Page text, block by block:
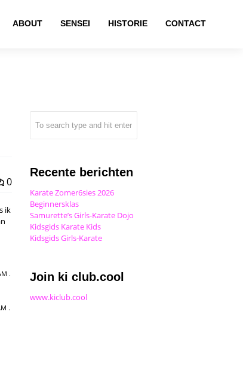
ABOUT SENSEI HISTORIE CONTACT
0
ik
Recente berichten
Karate Zomer6sies 2026
Beginnersklas
Samurette’s Girls-Karate Dojo
Kidsgids Karate Kids
Kidsgids Girls-Karate
Join ki club.cool
www.kiclub.cool